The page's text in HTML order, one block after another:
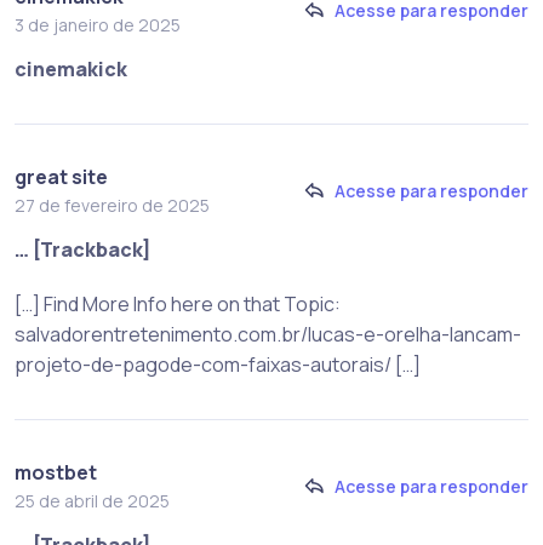
3 de janeiro de 2025
Acesse para responder
cinemakick
great site
27 de fevereiro de 2025
Acesse para responder
… [Trackback]
[…] Find More Info here on that Topic:
salvadorentretenimento.com.br/lucas-e-orelha-lancam-
projeto-de-pagode-com-faixas-autorais/ […]
mostbet
25 de abril de 2025
Acesse para responder